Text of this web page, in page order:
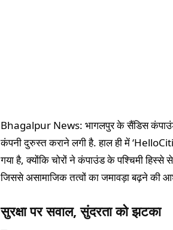
Bhagalpur News: भागलपुर के सैंडिस कंपाउंड
कंपनी दुरुस्त कराने लगी है. हाल ही में
गया है, क्योंकि चोरों ने कंपाउंड के पश्चिमी हिस्से
जिससे असामाजिक तत्वों का जमावड़ा बढ़ने की
सुरक्षा पर सवाल, सुंदरता को झटका